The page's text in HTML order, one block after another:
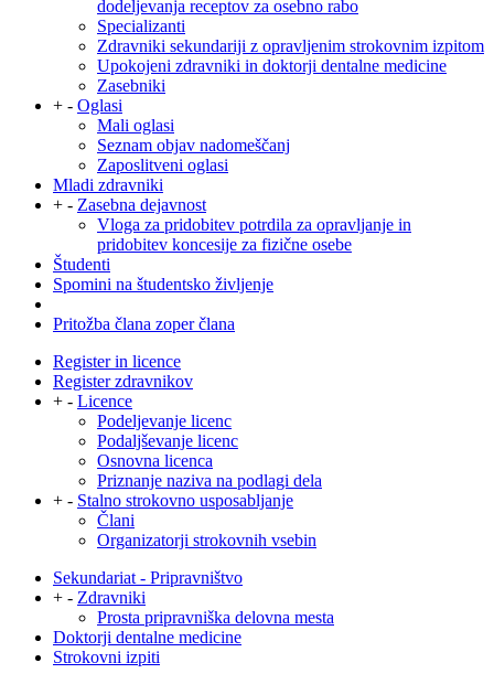
dodeljevanja receptov za osebno rabo
Specializanti
Zdravniki sekundariji z opravljenim strokovnim izpitom
Upokojeni zdravniki in doktorji dentalne medicine
Zasebniki
+ - Oglasi
Mali oglasi
Seznam objav nadomeščanj
Zaposlitveni oglasi
Mladi zdravniki
+ - Zasebna dejavnost
Vloga za pridobitev potrdila za opravljanje in
pridobitev koncesije za fizične osebe
Študenti
Spomini na študentsko življenje
Pritožba člana zoper člana
Register in licence
Register zdravnikov
+ - Licence
Podeljevanje licenc
Podaljševanje licenc
Osnovna licenca
Priznanje naziva na podlagi dela
+ - Stalno strokovno usposabljanje
Člani
Organizatorji strokovnih vsebin
Sekundariat - Pripravništvo
+ - Zdravniki
Prosta pripravniška delovna mesta
Doktorji dentalne medicine
Strokovni izpiti